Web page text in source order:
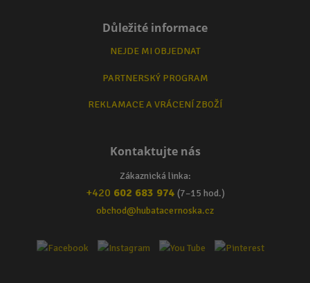
Důležité informace
NEJDE MI OBJEDNAT
PARTNERSKÝ PROGRAM
REKLAMACE A VRÁCENÍ ZBOŽÍ
Kontaktujte nás
Zákaznická linka:
+420 602 683 974 (7–15 hod.)
obchod@hubatacernoska.cz